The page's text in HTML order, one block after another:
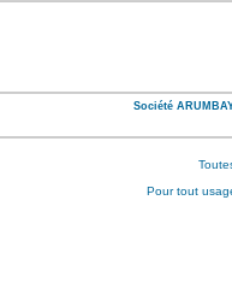
Société
Pour tout